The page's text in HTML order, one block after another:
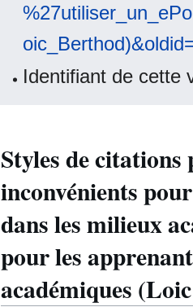
Identifiant de cette
Styles de
inconvénients
dans les milieux
pour les
académiques